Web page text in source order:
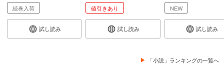
続巻入荷
試し読み
値引きあり
試し読み
NEW
試し読み
「小説」ランキングの一覧へ